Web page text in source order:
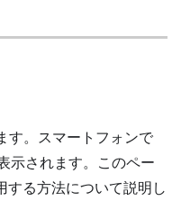
す。スマートフォンで
示されます。このペー
する方法について説明し